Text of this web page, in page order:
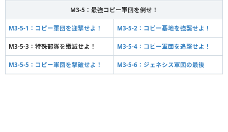
M3-5：最強コピー軍団を倒せ！
M3-5-1：コピー軍団を迎撃せよ！ M3-5-2：コピー基地を強襲せよ！
M3-5-3：特殊部隊を殲滅せよ！ M3-5-4：コピー軍団を追撃せよ！
M3-5-5：コピー軍団を撃破せよ！ M3-5-6：ジェネシス軍団の最後